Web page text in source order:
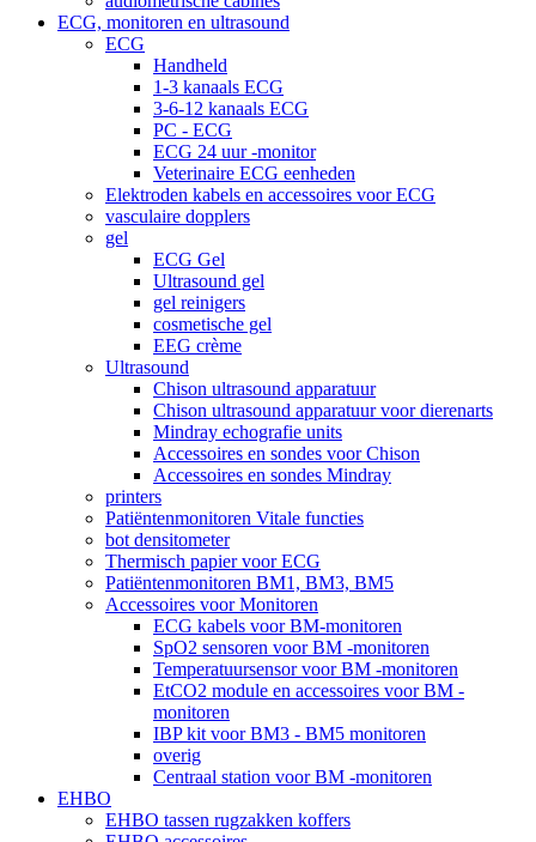
ECG, monitoren en ultrasound
ECG
Handheld
1-3 kanaals ECG
3-6-12 kanaals ECG
PC - ECG
ECG 24 uur -monitor
Veterinaire ECG eenheden
Elektroden kabels en accessoires voor ECG
vasculaire dopplers
gel
ECG Gel
Ultrasound gel
gel reinigers
cosmetische gel
EEG crème
Ultrasound
Chison ultrasound apparatuur
Chison ultrasound apparatuur voor dierenarts
Mindray echografie units
Accessoires en sondes voor Chison
Accessoires en sondes Mindray
printers
Patiëntenmonitoren Vitale functies
bot densitometer
Thermisch papier voor ECG
Patiëntenmonitoren BM1, BM3, BM5
Accessoires voor Monitoren
ECG kabels voor BM-monitoren
SpO2 sensoren voor BM -monitoren
Temperatuursensor voor BM -monitoren
EtCO2 module en accessoires voor BM -
monitoren
IBP kit voor BM3 - BM5 monitoren
overig
Centraal station voor BM -monitoren
EHBO
EHBO tassen rugzakken koffers